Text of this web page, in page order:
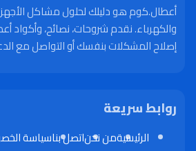
أعطال.كوم هو دليلك لحلول مشاكل الأجهزة
والكهرباء. نقدم شروحات، نصائح، وأكواد
إصلاح المشكلات بنفسك أو التواصل مع الدعم
روابط سريعة
الرئيسيةمن نحناتصل بناسياسة